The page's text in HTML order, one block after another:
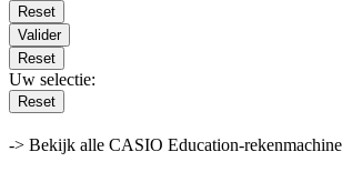
Valider
Reset
Uw selectie:
Reset
-> Bekijk alle CASIO Education-